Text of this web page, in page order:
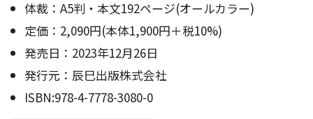
体裁：A5判・本文192ページ(オールカラー)
定価：2,090円(本体1,900円＋税10%)
発売日：2023年12月26日
発行元：辰巳出版株式会社
ISBN:978-4-7778-3080-0